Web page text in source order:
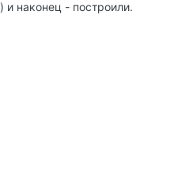
) и наконец - построили.